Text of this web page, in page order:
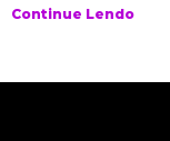
Continue Lendo